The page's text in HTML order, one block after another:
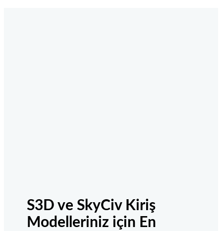
S3D ve SkyCiv Kiriş
Modelleriniz için En